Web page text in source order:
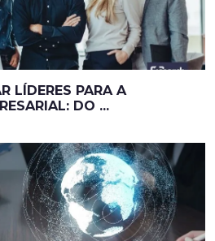
LÍDERES PARA A
DO ...